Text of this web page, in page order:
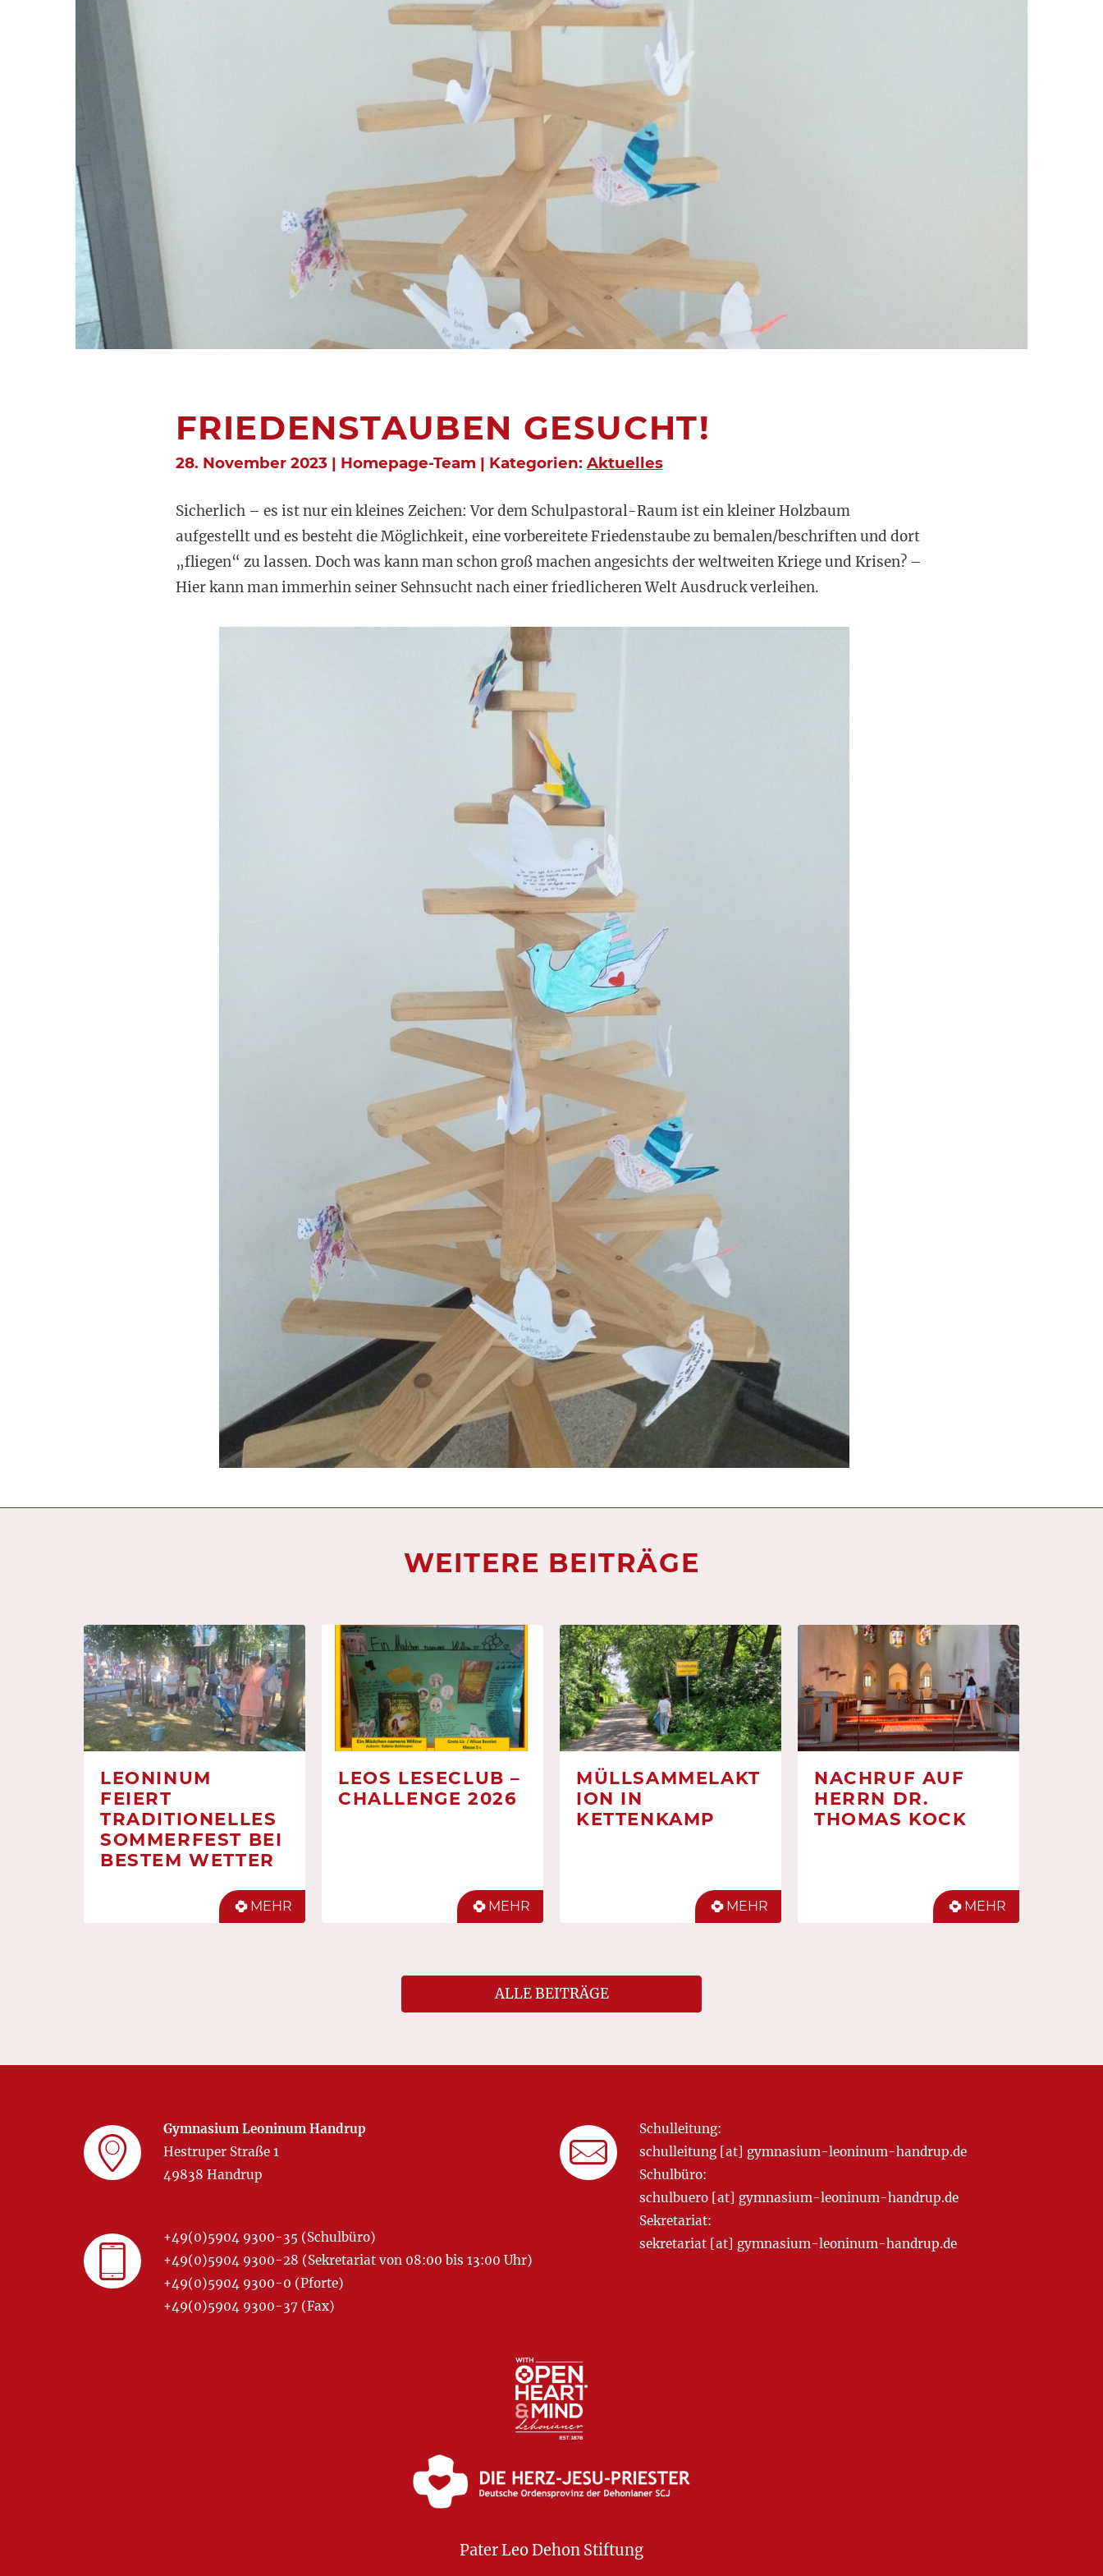
FRIEDENSTAUBEN GESUCHT!
28. November 2023 | Homepage-Team | Kategorien: Aktuelles
Sicherlich – es ist nur ein kleines Zeichen: Vor dem Schulpastoral-Raum ist ein kleiner Holzbaum
aufgestellt und es besteht die Möglichkeit, eine vorbereitete Friedenstaube zu bemalen/beschriften und dort
„fliegen“ zu lassen. Doch was kann man schon groß machen angesichts der weltweiten Kriege und Krisen? –
Hier kann man immerhin seiner Sehnsucht nach einer friedlicheren Welt Ausdruck verleihen.
WEITERE BEITRÄGE
LEONINUM
FEIERT
TRADITIONELLES
SOMMERFEST BEI
BESTEM WETTER
MEHR
LEOS LESECLUB –
CHALLENGE 2026
MEHR
MÜLLSAMMELAKT
ION IN
KETTENKAMP
MEHR
NACHRUF AUF
HERRN DR.
THOMAS KOCK
MEHR
ALLE BEITRÄGE
Gymnasium Leoninum Handrup
Hestruper Straße 1
49838 Handrup
+49(0)5904 9300-35 (Schulbüro)
+49(0)5904 9300-28 (Sekretariat von 08:00 bis 13:00 Uhr)
+49(0)5904 9300-0 (Pforte)
+49(0)5904 9300-37 (Fax)
Schulleitung:
schulleitung [at] gymnasium-leoninum-handrup.de
Schulbüro:
schulbuero [at] gymnasium-leoninum-handrup.de
Sekretariat:
sekretariat [at] gymnasium-leoninum-handrup.de
Pater Leo Dehon Stiftung